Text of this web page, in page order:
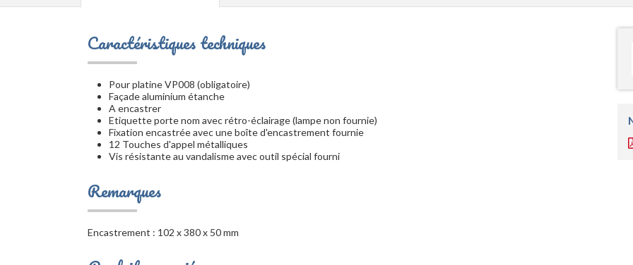
Caractéristiques techniques
Pour platine VP008 (obligatoire)
Façade aluminium étanche
A encastrer
Etiquette porte nom avec rétro-éclairage (lampe non fournie)
Fixation encastrée avec une boîte d'encastrement fournie
12 Touches d'appel métalliques
Vis résistante au vandalisme avec outil spécial fourni
Remarques
Encastrement : 102 x 380 x 50 mm